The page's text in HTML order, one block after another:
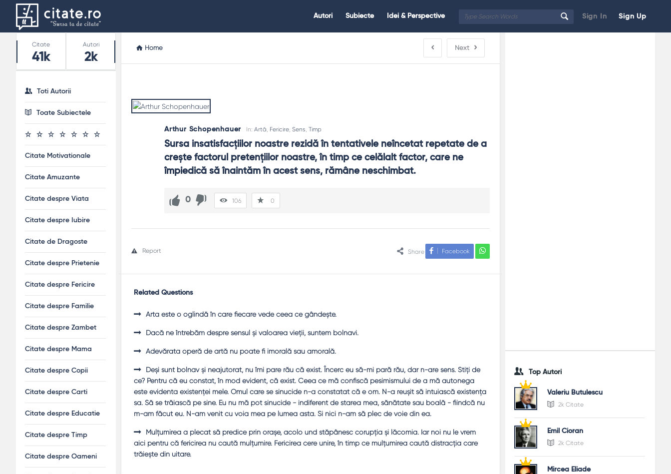
Sign In Sign Up
Citate.ro
Autori Subiecte Idei & Perspective
Home Next
Arthur Schopenhauer In:Artă Fericire ,Sens ,Timp
Sursa insatisfacţiilor noastre rezidă în tentativele neîncetat repetate de a
creşte factorul pretenţiilor noastre, în timp ce celălalt factor, care ne
împiedică să înaintăm în acest sens, rămâne neschimbat.
0 106 0
Share Facebook
Report
Related Questions
Arta este o oglindă în care fiecare vede ceea ce gândeşte.
Dacă ne întrebăm despre sensul şi valoarea vieţii, suntem bolnavi.
Adevărata operă de artă nu poate fi imorală sau amorală.
Deşi sunt bolnav şi neajutorat, nu îmi pare rău că exist. Încerc eu să-mi pară rău, dar n-are sens. Ştiţi de
ce? Pentru că eu constat, în mod evident, că exist. Ceea ce mă confiscă pesimismului de a mă autonega
este evidenta existenţei mele. Omul care se sinucide n-a constatat că e om. N-a reuşit să intuiască existenţa
sa. Să se trăiască pe sine. Eu nu mă pot sinucide - indiferent de starea mea, sănătate sau boală - fiindcă nu
m-am făcut eu. N-am venit cu voia mea pe lumea asta. Şi nici n-am să plec de voie din ea.
Mulţumirea a plecat să predice prin oraşe, acolo und stăpânesc corupţia şi lăcomia. Iar noi nu le vrem
aici pentru că fericirea nu caută mulţumire. Fericirea cere unire, în timp ce mulţumirea caută distracţia care
trăieşte din uitare.
Top Autori
Valeriu Butulescu
2k Citate
Emil Cioran
2k Citate
Mircea Eliade
Stats
Citate
41k
Autori
2k
Toti Autorii
Toate Subiectele
Citate Motivationale
Citate Amuzante
Citate despre Viata
Citate despre Iubire
Citate de Dragoste
Citate despre Prietenie
Citate despre Fericire
Citate despre Familie
Citate despre Zambet
Citate despre Mama
Citate despre Copii
Citate despre Carti
Citate despre Educatie
Citate despre Timp
Citate despre Oameni